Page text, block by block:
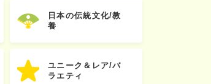
日本の伝統文化/教
養
ユニーク＆レア/バ
ラエティ